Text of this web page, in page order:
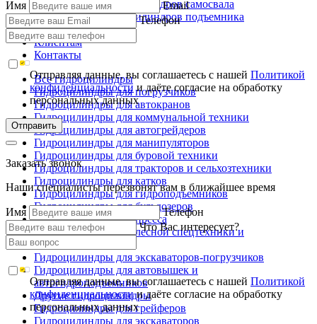
Ремонт гидроцилиндров самосвала
Ремонт гидроцилиндров подъемника
Производство
Клиентам
Контакты
Все гидроцилиндры
Гидроцилиндры для погрузчиков
Гидроцилиндры для автокранов
Гидроцилиндры для коммунальной техники
Гидроцилиндры для автогрейдеров
Гидроцилиндры для манипуляторов
Гидроцилиндры для буровой техники
Гидроцилиндры для тракторов и сельхозтехники
Гидроцилиндры для катков
Гидроцилиндры для гидроподъемников
Гидроцилиндры для бульдозеров
Гидроцилиндры для пресса
Гидроцилиндры для лесной спецтехники и
металловозов
Гидроцилиндры для экскаваторов-погрузчиков
Гидроцилиндры для автовышек и
автогидроподъемников
Другие гидроцилиндры
Гидроцилиндры для грейферов
Гидроцилиндры для экскаваторов
Имя
Email
Телефон
Отправляя данные, вы соглашаетесь с нашейПолитикой
конфиденциальностии даёте согласие на обработку
персональных данных
Отправить
Заказать звонок
Наши специалисты перезвонят вам в ближайшее время
Имя
Телефон
Что Вас интересует?
Отправляя данные, вы соглашаетесь с нашейПолитикой
конфиденциальностии даёте согласие на обработку
персональных данных